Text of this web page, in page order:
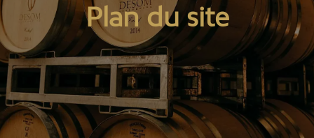
Plan du site